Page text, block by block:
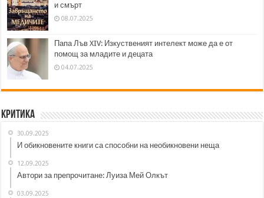
и смърт
08.07.2025
Папа Лъв XIV: Изкуственият интелект може да е от
помощ за младите и децата
04.07.2025
Критика
30.09.2025
И обикновените книги са способни на необикновени неща
12.09.2025
Автори за препрочитане: Луиза Мей Олкът
03.09.2025